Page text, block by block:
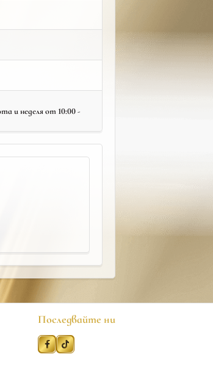
и неделя от 10:00 -
Последвайте ни